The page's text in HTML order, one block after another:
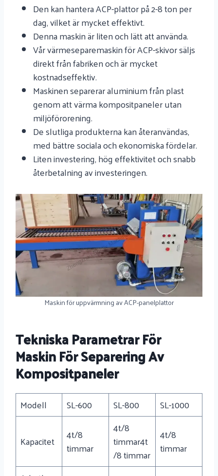
Den kan hantera ACP-plattor på 2-8 ton per
dag, vilket är mycket effektivt.
Denna maskin är liten och lätt att använda.
Vår värmeseparemaskin för ACP-skivor säljs
direkt från fabriken och är mycket
kostnadseffektiv.
Maskinen separerar aluminium från plast
genom att värma kompositpaneler utan
miljöförorening.
De slutliga produkterna kan återanvändas,
med bättre sociala och ekonomiska fördelar.
Liten investering, hög effektivitet och snabb
återbetalning av investeringen.
Maskin för uppvärmning av ACP-panelplattor
Tekniska Parametrar För
Maskin För Separering Av
Kompositpaneler
Modell SL-600 SL-800 SL-1000
Kapacitet
4t/8
timmar
4t/8
timmar4t
/8 timmar
4t/8
timmar